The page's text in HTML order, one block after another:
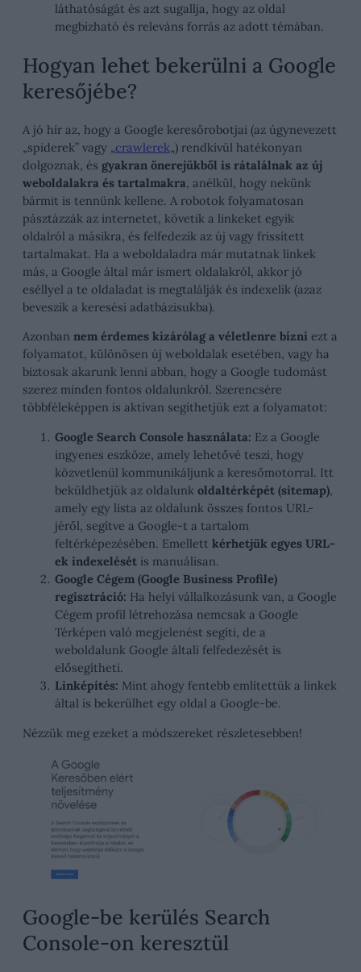
láthatóságát és azt sugallja, hogy az oldal
megbízható és releváns forrás az adott témában.
Hogyan lehet bekerülni a Google
keresőjébe?
A jó hír az, hogy a Google keresőrobotjai (az úgynevezett
„spiderek” vagy „crawlerek „) rendkívül hatékonyan
dolgoznak, és gyakran önerejükből is rátalálnak az új
weboldalakra és tartalmakra , anélkül, hogy nekünk
bármit is tennünk kellene. A robotok folyamatosan
pásztázzák az internetet, követik a linkeket egyik
oldalról a másikra, és felfedezik az új vagy frissített
tartalmakat. Ha a weboldaladra már mutatnak linkek
más, a Google által már ismert oldalakról, akkor jó
eséllyel a te oldaladat is megtalálják és indexelik (azaz
beveszik a keresési adatbázisukba).
Azonban nem érdemes kizárólag a véletlenre bízni ezt a
folyamatot, különösen új weboldalak esetében, vagy ha
biztosak akarunk lenni abban, hogy a Google tudomást
szerez minden fontos oldalunkról. Szerencsére
többféleképpen is aktívan segíthetjük ezt a folyamatot:
Google Search Console használata: Ez a Google
ingyenes eszköze, amely lehetővé teszi, hogy
közvetlenül kommunikáljunk a keresőmotorral. Itt
beküldhetjük az oldalunk oldaltérképét (sitemap),
amely egy lista az oldalunk összes fontos URL-
jéről, segítve a Google-t a tartalom
feltérképezésében. Emellett kérhetjük egyes URL-
ek indexelését is manuálisan.
Google Cégem (Google Business Profile)
regisztráció: Ha helyi vállalkozásunk van, a Google
Cégem profil létrehozása nemcsak a Google
Térképen való megjelenést segíti, de a
weboldalunk Google általi felfedezését is
elősegítheti.
Linképítés: Mint ahogy fentebb említettük a linkek
által is bekerülhet egy oldal a Google-be.
Nézzük meg ezeket a módszereket részletesebben!
Google-be kerülés Search
Console-on keresztül